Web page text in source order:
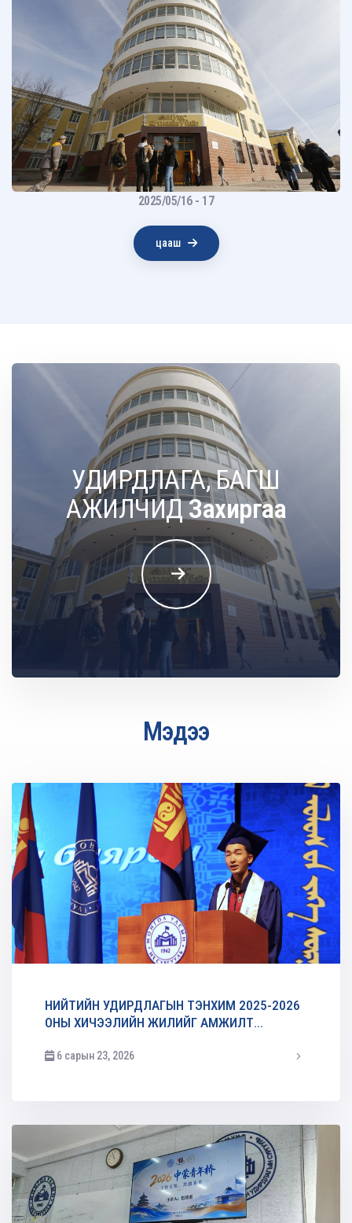
2025/05/16 - 17
цааш
УДИРДЛАГА, БАГШ
АЖИЛЧИДОлонулсы
харилцаанытэнх
Мэдээ
НИЙТИЙН УДИРДЛАГЫН ТЭНХИМ 2025-2026
ОНЫ ХИЧЭЭЛИЙН ЖИЛИЙГ АМЖИЛТ...
6 сарын 23, 2026